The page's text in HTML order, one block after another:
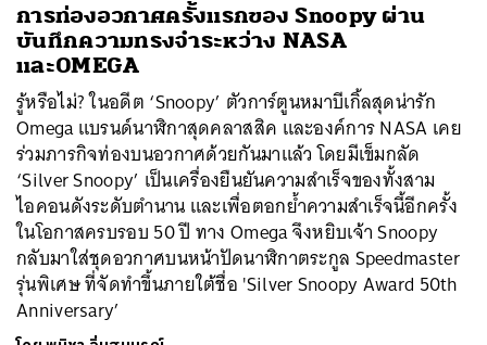
การท่องอวกาศครั้งแรกของ Snoopy ผ่าน
บันทึกความทรงจำระหว่าง NASA
และOMEGA
รู้หรือไม่? ในอดีต ‘Snoopy’ ตัวการ์ตูนหมาบีเกิ้ลสุดน่ารัก
Omega แบรนด์นาฬิกาสุดคลาสสิค และองค์การ NASA เคย
ร่วมภารกิจท่องบนอวกาศด้วยกันมาแล้ว โดยมีเข็มกลัด
‘Silver Snoopy’ เป็นเครื่องยืนยันความสำเร็จของทั้งสาม
ไอคอนดังระดับตำนาน และเพื่อตอกย้ำความสำเร็จนี้อีกครั้ง
ในโอกาสครบรอบ 50 ปี ทาง Omega จึงหยิบเจ้า Snoopy
กลับมาใส่ชุดอวกาศบนหน้าปัดนาฬิกาตระกูล Speedmaster
รุ่นพิเศษ ที่จัดทำขึ้นภายใต้ชื่อ 'Silver Snoopy Award 50th
Anniversary’
SHARE TWEET LINE EMAIL